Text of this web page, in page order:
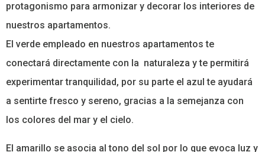
protagonismo para armonizar y decorar los interiores de
nuestros apartamentos.
El verde empleado en nuestros apartamentos te
conectará directamente con la naturaleza y te permitirá
experimentar tranquilidad, por su parte el azul te ayudará
a sentirte fresco y sereno, gracias a la semejanza con
los colores del mar y el cielo.
El amarillo se asocia al tono del sol por lo que evoca luz y